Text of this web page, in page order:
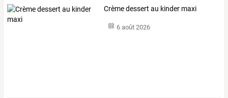
Crème dessert au kinder maxi
6 août 2026